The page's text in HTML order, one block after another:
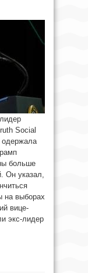
Social
одержала
больше
Он указал,
на выборах
вице-
экс-лидер